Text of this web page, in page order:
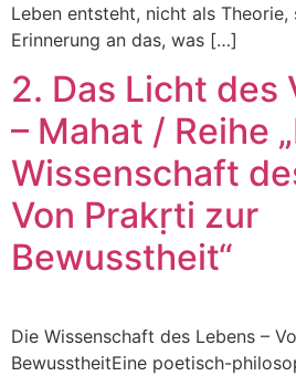
Leben entsteht, nicht als Theorie,
Erinnerung an das, was […]
2. Das Licht des
– Mahat / Reihe
Wissenschaft
Von Prakṛti zur
Bewusstheit“
Die Wissenschaft des Lebens –
BewusstheitEine poetisch-